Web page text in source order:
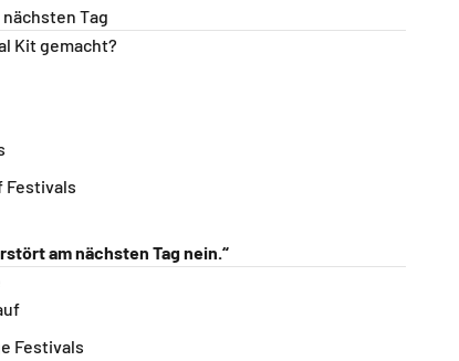
Tag
Kit gemacht?
Festivals
am nächsten Tag nein.“
Festivals